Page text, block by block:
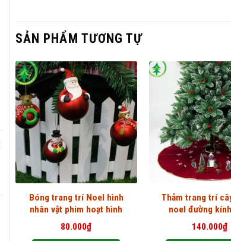
SẢN PHẨM TƯƠNG TỰ
Bóng trang trí Noel hình
nhân vật phim hoạt hình
80.000₫
Thảm trang trí
noel đường
140.000₫